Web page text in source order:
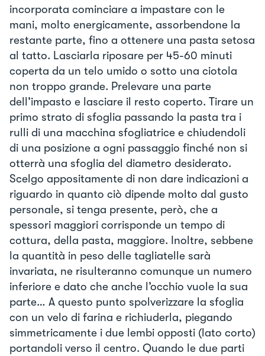
incorporata cominciare a impastare con le
mani, molto energicamente, assorbendone la
restante parte, fino a ottenere una pasta setosa
al tatto. Lasciarla riposare per 45-60 minuti
coperta da un telo umido o sotto una ciotola
non troppo grande. Prelevare una parte
dell’impasto e lasciare il resto coperto. Tirare un
primo strato di sfoglia passando la pasta tra i
rulli di una macchina sfogliatrice e chiudendoli
di una posizione a ogni passaggio finché non si
otterrà una sfoglia del diametro desiderato.
Scelgo appositamente di non dare indicazioni a
riguardo in quanto ciò dipende molto dal gusto
personale, si tenga presente, però, che a
spessori maggiori corrisponde un tempo di
cottura, della pasta, maggiore. Inoltre, sebbene
la quantità in peso delle tagliatelle sarà
invariata, ne risulteranno comunque un numero
inferiore e dato che anche l’occhio vuole la sua
parte… A questo punto spolverizzare la sfoglia
con un velo di farina e richiuderla, piegando
simmetricamente i due lembi opposti (lato corto)
portandoli verso il centro. Quando le due parti